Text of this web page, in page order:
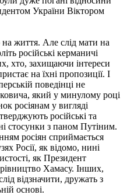
України Віктором
життя. Але слід мати на
російські керманичі
хто, захищаючи інтереси
на їхні пропозиції. І
поведінці не
який у минулому році
росіянам у вигляді
російські та
стосунки з паном Путіним.
росіян сприймається
Росії, як відомо, нині
як Президент
Хамасу. Інших,
відзначити, дружать з
основі.